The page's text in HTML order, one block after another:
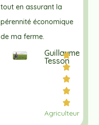
tout en assurant la
pérennité économique
de ma ferme.
Guillaume
Tesson
Agriculteur